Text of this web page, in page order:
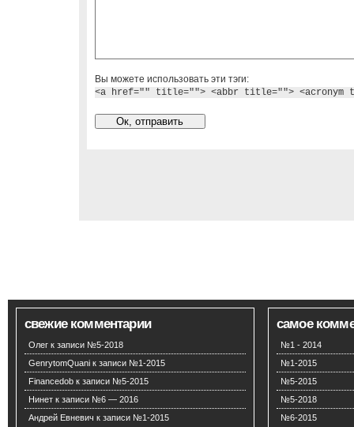
Вы можете использовать эти тэги:
<a href="" title=""> <abbr title=""> <acronym
свежие комментарии
Олег к записи №5-2018
GenrytomQuani к записи №1-2015
Financedob к записи №5-2015
Нинет к записи №6 — 2016
Андрей Евневич к записи №1-2015
самое
№1 - 2014
№1-2015
№5-2015
№5-2018
№6-2015